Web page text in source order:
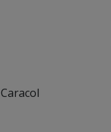
Caracol